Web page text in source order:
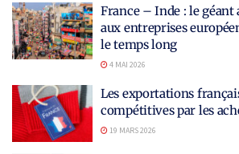
France – Inde : le géant
aux entreprises
le temps long
4 MAI 2026
Les exportations
compétitives par les
19 MARS 2026